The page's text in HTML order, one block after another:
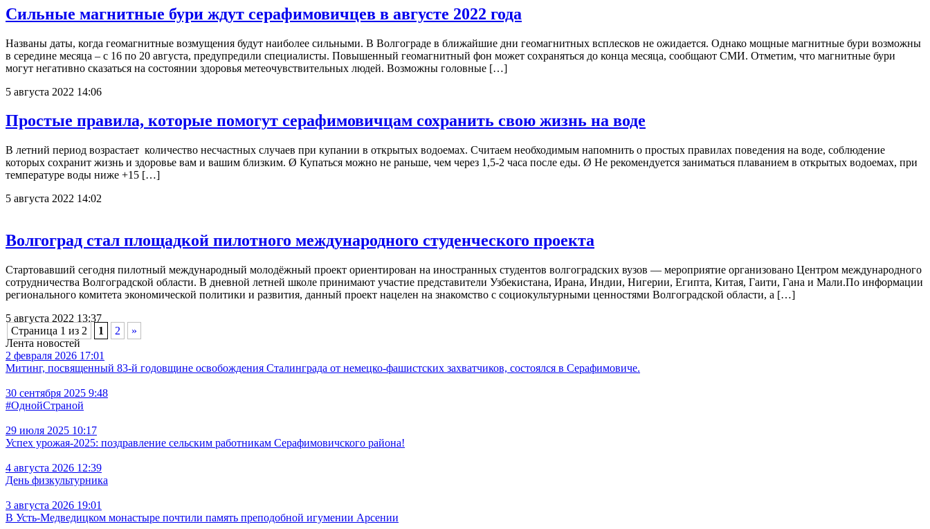
Сильные магнитные бури ждут серафимовичцев в августе 2022 года
Названы даты, когда геомагнитные возмущения будут наиболее сильными. В Волгограде в ближайшие дни геомагнитных всплесков не ожидается. Однако мощные магнитные бури возможны
в середине месяца – с 16 по 20 августа, предупредили специалисты. Повышенный геомагнитный фон может сохраняться до конца месяца, сообщают СМИ. Отметим, что магнитные бури
могут негативно сказаться на состоянии здоровья метеочувствительных людей. Возможны головные […]
5 августа 2022 14:06
Простые правила, которые помогут серафимовичцам сохранить свою жизнь на воде
В летний период возрастает количество несчастных случаев при купании в открытых водоемах. Считаем необходимым напомнить о простых правилах поведения на воде, соблюдение
которых сохранит жизнь и здоровье вам и вашим близким. Ø Купаться можно не раньше, чем через 1,5­-2 часа после еды. Ø Не рекомендуется заниматься плаванием в открытых водоемах, при
температуре воды ниже +15 […]
5 августа 2022 14:02
Волгоград стал площадкой пилотного международного студенческого проекта
Стартовавший сегодня пилотный международный молодёжный проект ориентирован на иностранных студентов волгоградских вузов — мероприятие организовано Центром международного
сотрудничества Волгоградской области. В дневной летней школе принимают участие представители Узбекистана, Ирана, Индии, Нигерии, Египта, Китая, Гаити, Гана и Мали.По информации
регионального комитета экономической политики и развития, данный проект нацелен на знакомство с социокультурными ценностями Волгоградской области, а […]
5 августа 2022 13:37
Страница 1 из 2
1 2
»
Лента новостей
2 февраля 2026 17:01
Митинг, посвященный 83-й годовщине освобождения Сталинграда от немецко-фашистских захватчиков, состоялся в Серафимовиче.
30 сентября 2025 9:48
#ОднойСтраной
29 июля 2025 10:17
Успех урожая-2025: поздравление сельским работникам Серафимовичского района!
4 августа 2026 12:39
День физкультурника
3 августа 2026 19:01
В Усть‑Медведицком монастыре почтили память преподобной игумении Арсении